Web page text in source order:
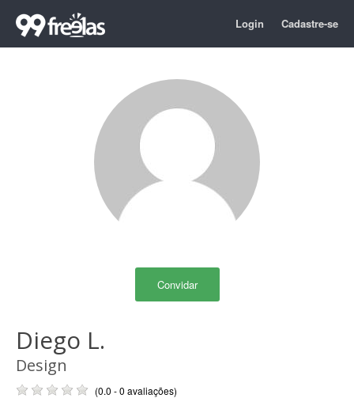
Login Cadastre-se
Convidar
Diego L.
Design
(0.0 - 0 avaliações)